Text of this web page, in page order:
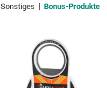
Sonstiges | Bonus-Produkte